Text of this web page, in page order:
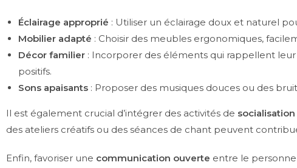
Éclairage approprié : Utiliser un éclairage doux et naturel
Mobilier adapté : Choisir des meubles ergonomiques,
Décor familier : Incorporer des éléments qui rappellent
positifs.
Sons apaisants : Proposer des musiques douces ou des
Il est également crucial d’intégrer des activités de socialisation
des ateliers créatifs ou des séances de chant peuvent
Enfin, favoriser une communication ouverte entre le